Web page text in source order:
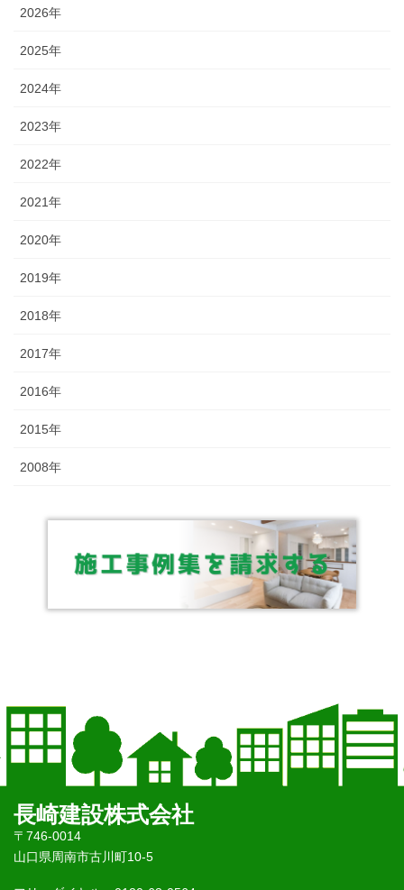
2026年
2025年
2024年
2023年
2022年
2021年
2020年
2019年
2018年
2017年
2016年
2015年
2008年
長崎建設株式会社
〒746-0014
山口県周南市古川町10-5